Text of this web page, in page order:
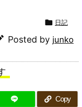
 日記
Posted by junko
Copy